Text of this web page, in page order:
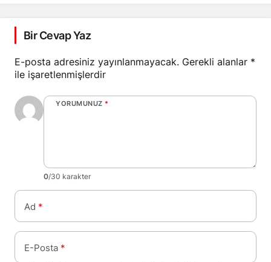
Bir Cevap Yaz
E-posta adresiniz yayınlanmayacak. Gerekli alanlar *
ile işaretlenmişlerdir
YORUMUNUZ *
0/30 karakter
Ad *
E-Posta *